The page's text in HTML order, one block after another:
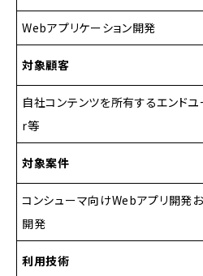
Webアプリケーション開発
対象顧客
自社コンテンツを所有するエンド
r等
対象案件
コンシューマ向けWebアプリ開発
開発
利用技術